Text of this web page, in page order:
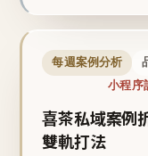
每週案例分析
小程序
喜茶私域案例
雙軌打法